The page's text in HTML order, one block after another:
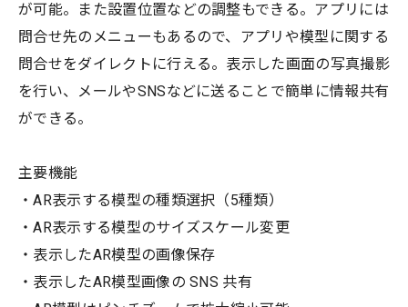
が可能。また設置位置などの調整もできる。アプリには
問合せ先のメニューもあるので、アプリや模型に関する
問合せをダイレクトに行える。表示した画面の写真撮影
を行い、メールやSNSなどに送ることで簡単に情報共有
ができる。
主要機能
・AR表示する模型の種類選択（5種類）
・AR表示する模型のサイズスケール変更
・表示したAR模型の画像保存
・表示したAR模型画像の SNS 共有